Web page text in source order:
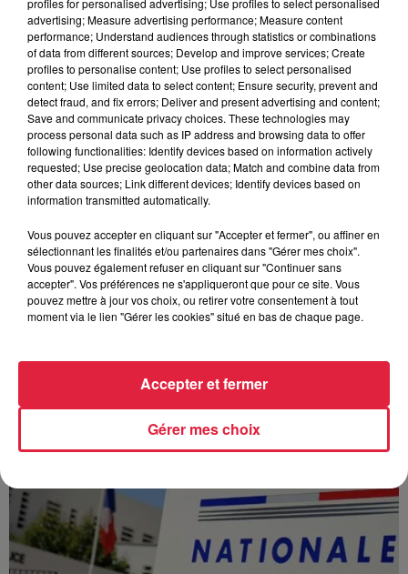
À Hoerdt, de l’eau brune sort des robinets
Depuis plusieurs jours, des habitants de Hoerdt ont vu de
l’eau brune s’écouler de leurs robinets. Face aux
profiles for personalised advertising; Use profiles to select personalised
advertising; Measure advertising performance; Measure content
performance; Understand audiences through statistics or combinations
of data from different sources; Develop and improve services; Create
profiles to personalise content; Use profiles to select personalised
content; Use limited data to select content; Ensure security, prevent and
detect fraud, and fix errors; Deliver and present advertising and content;
Save and communicate privacy choices. These technologies may
process personal data such as IP address and browsing data to offer
following functionalities: Identify devices based on information actively
requested; Use precise geolocation data; Match and combine data from
other data sources; Link different devices; Identify devices based on
information transmitted automatically.
Vous pouvez accepter en cliquant sur "Accepter et fermer", ou affiner en
sélectionnant les finalités et/ou partenaires dans "Gérer mes choix".
Vous pouvez également refuser en cliquant sur "Continuer sans
accepter". Vos préférences ne s'appliqueront que pour ce site. Vous
pouvez mettre à jour vos choix, ou retirer votre consentement à tout
moment via le lien "Gérer les cookies" situé en bas de chaque page.
Gérer mes choix
Accepter et fermer